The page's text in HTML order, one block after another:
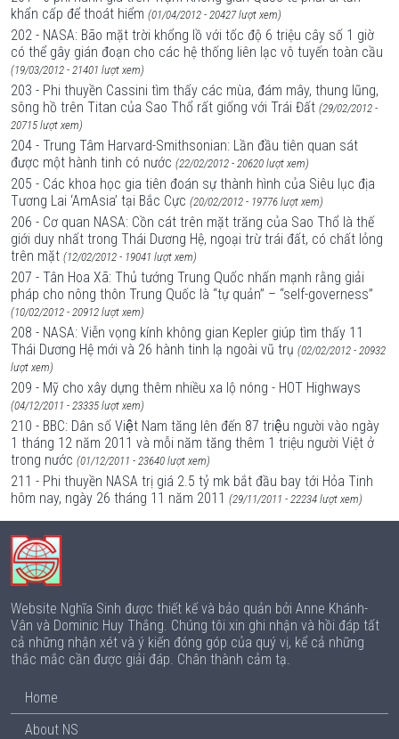
khẩn cấp để thoát hiểm (01/04/2012 - 20427 lượt xem)
202 - NASA: Bão mặt trời khổng lồ với tốc độ 6 triệu cây số 1 giờ
có thể gây gián đoạn cho các hệ thống liên lạc vô tuyến toàn cầu
(19/03/2012 - 21401 lượt xem)
203 - Phi thuyền Cassini tìm thấy các mùa, đám mây, thung lũng,
sông hồ trên Titan của Sao Thổ rất giống với Trái Đất (29/02/2012 -
20715 lượt xem)
204 - Trung Tâm Harvard-Smithsonian: Lần đầu tiên quan sát
được một hành tinh có nước (22/02/2012 - 20620 lượt xem)
205 - Các khoa học gia tiên đoán sự thành hình của Siêu lục địa
Tương Lai ‘AmAsia’ tại Bắc Cực (20/02/2012 - 19776 lượt xem)
206 - Cơ quan NASA: Cồn cát trên mặt trăng của Sao Thổ là thế
giới duy nhất trong Thái Dương Hệ, ngoại trừ trái đất, có chất lỏng
trên mặt (12/02/2012 - 19041 lượt xem)
207 - Tân Hoa Xã: Thủ tướng Trung Quốc nhấn mạnh rằng giải
pháp cho nông thôn Trung Quốc là “tự quản” – “self-governess”
(10/02/2012 - 20912 lượt xem)
208 - NASA: Viễn vọng kính không gian Kepler giúp tìm thấy 11
Thái Dương Hệ mới và 26 hành tinh lạ ngoài vũ trụ (02/02/2012 - 20932
lượt xem)
209 - Mỹ cho xây dựng thêm nhiều xa lộ nóng - HOT Highways
(04/12/2011 - 23335 lượt xem)
210 - BBC: Dân số Việt Nam tăng lên đến 87 triệu người vào ngày
1 tháng 12 năm 2011 và mỗi năm tăng thêm 1 triệu người Việt ở
trong nước (01/12/2011 - 23640 lượt xem)
211 - Phi thuyền NASA trị giá 2.5 tỷ mk bắt đầu bay tới Hỏa Tinh
hôm nay, ngày 26 tháng 11 năm 2011 (29/11/2011 - 22234 lượt xem)
Website Nghĩa Sinh được thiết kế và bảo quản bởi Anne Khánh-
Vân và Dominic Huy Thắng. Chúng tôi xin ghi nhận và hồi đáp tất
cả những nhận xét và ý kiến đóng góp của quý vị, kể cả những
thắc mắc cần được giải đáp. Chân thành cảm tạ.
Home
About NS